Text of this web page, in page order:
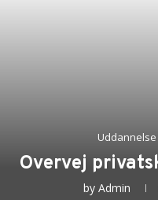
Uddannelse
Overvej
by Admin